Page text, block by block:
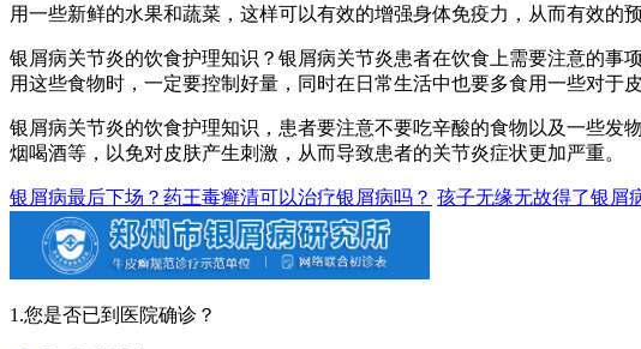
用一些新鲜的水果和蔬菜，这样可以有效的增强身体免疫力，从而有效的
银屑病关节炎的饮食护理知识？银屑病关节炎患者在饮食上需要注意的
用这些食物时，一定要控制好量，同时在日常生活中也要多食用一些对于
银屑病关节炎的饮食护理知识，患者要注意不要吃辛酸的食物以及一些
烟喝酒等，以免对皮肤产生刺激，从而导致患者的关节炎症状更加严重。
银屑病最后下场？药王毒癣清可以治疗银屑病吗？ 孩子无缘无故得了银屑
1.您是否已到医院确诊？